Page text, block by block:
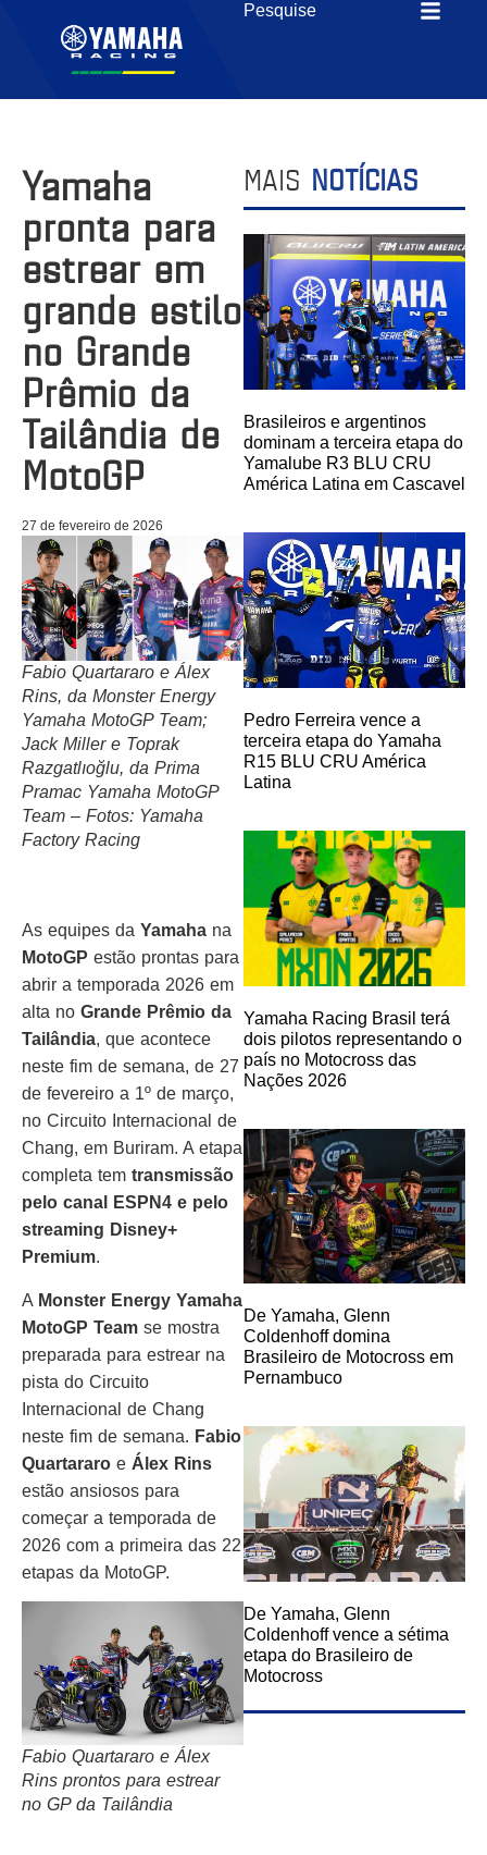
Yamaha
pronta para
estrear em
grande estilo
no Grande
Prêmio da
Tailândia de
MotoGP
27 de fevereiro de 2026
Fabio Quartararo e Álex
Rins, da Monster Energy
Yamaha MotoGP Team;
Jack Miller e Toprak
Razgatlıoğlu, da Prima
Pramac Yamaha MotoGP
Team – Fotos: Yamaha
Factory Racing
As equipes da Yamaha na
MotoGP estão prontas para
abrir a temporada 2026 em
alta no Grande Prêmio da
Tailândia, que acontece
neste fim de semana, de 27
de fevereiro a 1º de março,
no Circuito Internacional de
Chang, em Buriram. A etapa
completa tem transmissão
pelo canal ESPN4 e pelo
streaming Disney+
Premium.
A Monster Energy Yamaha
MotoGP Team se mostra
preparada para estrear na
pista do Circuito
Internacional de Chang
neste fim de semana. Fabio
Quartararo e Álex Rins
estão ansiosos para
começar a temporada de
2026 com a primeira das 22
etapas da MotoGP.
Fabio Quartararo e Álex
Rins prontos para estrear
no GP da Tailândia
MAIS NOTÍCIAS
Brasileiros e argentinos
dominam a terceira etapa do
Yamalube R3 BLU CRU
América Latina em Cascavel
Pedro Ferreira vence a
terceira etapa do Yamaha
R15 BLU CRU América
Latina
Yamaha Racing Brasil terá
dois pilotos representando o
país no Motocross das
Nações 2026
De Yamaha, Glenn
Coldenhoff domina
Brasileiro de Motocross em
Pernambuco
De Yamaha, Glenn
Coldenhoff vence a sétima
etapa do Brasileiro de
Motocross